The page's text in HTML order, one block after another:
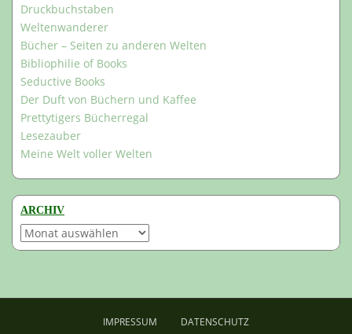
Druckbuchstaben
Weltenwanderer
Bücher – Seiten zu anderen Welten
Bibliophilie of Books
Seductive Books
Der Duft von Büchern und Kaffee
Prettytigers Bücherregal
Lesezauber
Meine Welt voller Welten
ARCHIV
Archiv
IMPRESSUM DATENSCHUTZ